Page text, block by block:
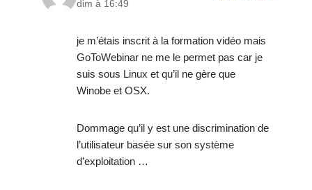
dim à 16:49
je m’étais inscrit à la formation vidéo mais
GoToWebinar ne me le permet pas car je
suis sous Linux et qu’il ne gère que
Winobe et OSX.
Dommage qu’il y est une discrimination de
l’utilisateur basée sur son système
d’exploitation …